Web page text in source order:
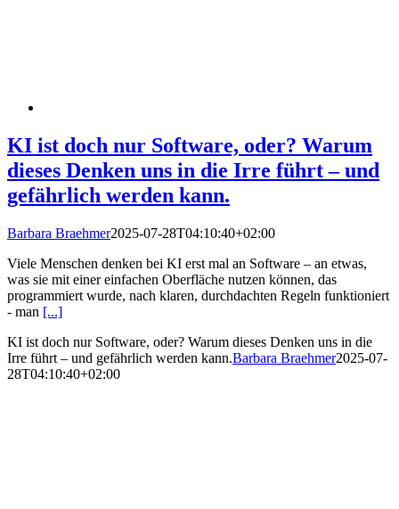
KI ist doch nur Software, oder? Warum
dieses Denken uns in die Irre führt – und
gefährlich werden kann.
Barbara Braehmer2025-07-28T04:10:40+02:00
Viele Menschen denken bei KI erst mal an Software – an etwas,
was sie mit einer einfachen Oberfläche nutzen können, das
programmiert wurde, nach klaren, durchdachten Regeln funktioniert
- man [...]
KI ist doch nur Software, oder? Warum dieses Denken uns in die
Irre führt – und gefährlich werden kann.Barbara Braehmer2025-07-
28T04:10:40+02:00